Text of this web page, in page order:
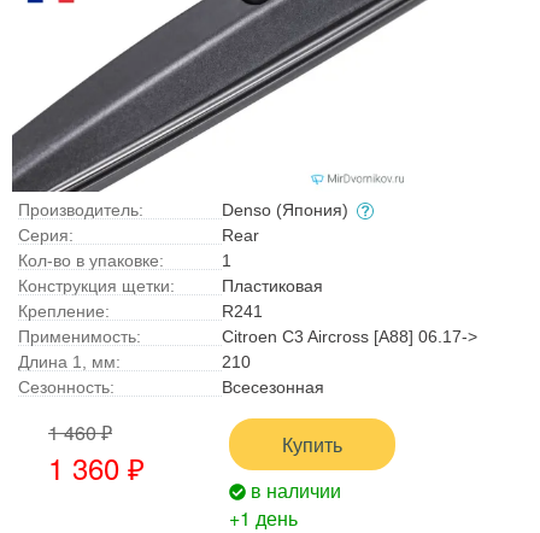
Производитель:
Denso (Япония)
Серия:
Rear
Кол-во в упаковке:
1
Конструкция щетки:
Пластиковая
Крепление:
R241
Применимость:
Citroen C3 Aircross [A88] 06.17->
Длина 1, мм:
210
Сезонность:
Всесезонная
1 460 ₽
1 360 ₽
Купить
в наличии
+1 день